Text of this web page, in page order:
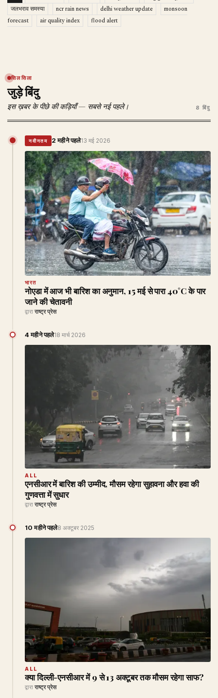
जलभराव समस्या
ncr rain news delhi weather update
monsoon
forecast
air quality index flood alert
सिलसिला
जुड़े बिंदु
इस ख़बर के पीछे की कड़ियाँ — सबसे नई पहले। 8 बिंदु
नवीनतम 2 महीने पहले13 मई 2026
भारत
नोएडा में आज भी बारिश का अनुमान, 15 मई से पारा 40°C के पार
जाने की चेतावनी
द्वारा राष्ट्र प्रेस
4 महीने पहले18 मार्च 2026
ALL
एनसीआर में बारिश की उम्मीद, मौसम रहेगा सुहावना और हवा की
गुणवत्ता में सुधार
द्वारा राष्ट्र प्रेस
10 महीने पहले8 अक्टूबर 2025
ALL
क्या दिल्ली-एनसीआर में 9 से 13 अक्टूबर तक मौसम रहेगा साफ?
द्वारा राष्ट्र प्रेस